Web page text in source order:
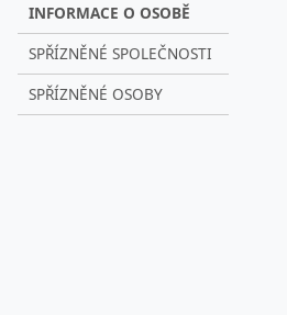
INFORMACE O OSOBĚ
SPŘÍZNĚNÉ SPOLEČNOSTI
SPŘÍZNĚNÉ OSOBY